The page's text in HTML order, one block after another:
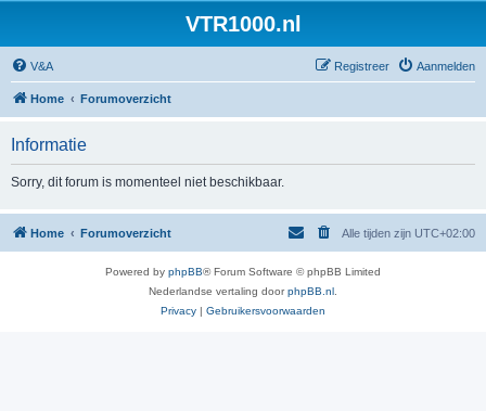
VTR1000.nl
V&A Aanmelden
Registreer
Home Forumoverzicht
Informatie
Sorry, dit forum is momenteel niet beschikbaar.
Home Forumoverzicht Alle tijden zijn UTC+02:00
Powered by phpBB® Forum Software © phpBB Limited
Nederlandse vertaling doorphpBB.nl
Privacy | Gebruikersvoorwaarden